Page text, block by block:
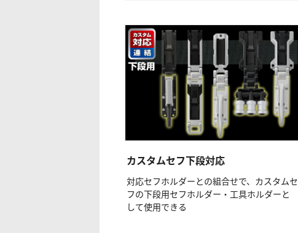
カスタムセフ下段対応
対応セフホルダーとの組合せで、カスタムセ
フの下段用セフホルダー・工具ホルダーと
して使用できる